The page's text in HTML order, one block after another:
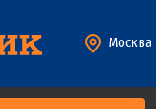
Москва